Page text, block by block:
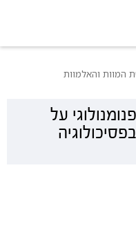
המוות והאלמוות
על